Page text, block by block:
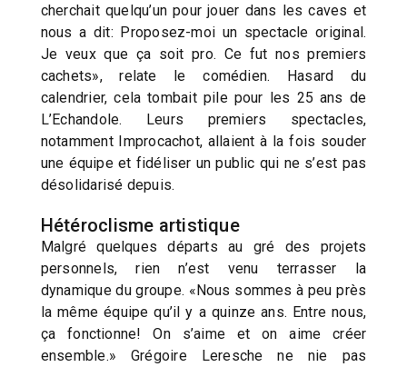
cherchait quelqu’un pour jouer dans les caves et
nous a dit: Proposez-moi un spectacle original.
Je veux que ça soit pro. Ce fut nos premiers
cachets», relate le comédien. Hasard du
calendrier, cela tombait pile pour les 25 ans de
L’Echandole. Leurs premiers spectacles,
notamment Improcachot, allaient à la fois souder
une équipe et fidéliser un public qui ne s’est pas
désolidarisé depuis.
Hétéroclisme artistique
Malgré quelques départs au gré des projets
personnels, rien n’est venu terrasser la
dynamique du groupe. «Nous sommes à peu près
la même équipe qu’il y a quinze ans. Entre nous,
ça fonctionne! On s’aime et on aime créer
ensemble.» Grégoire Leresche ne nie pas